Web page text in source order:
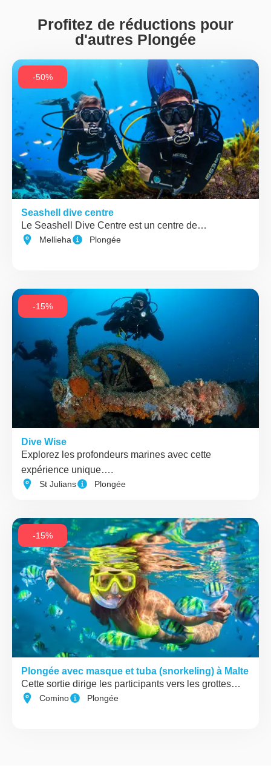
Profitez de réductions pour
d'autres Plongée
-50%
Seashell dive centre
Le Seashell Dive Centre est un centre de…
Mellieha Plongée
-15%
Dive Wise
Explorez les profondeurs marines avec cette
expérience unique….
St Julians Plongée
-15%
Plongée avec masque et tuba (snorkeling) à Malte
Cette sortie dirige les participants vers les grottes…
Comino Plongée